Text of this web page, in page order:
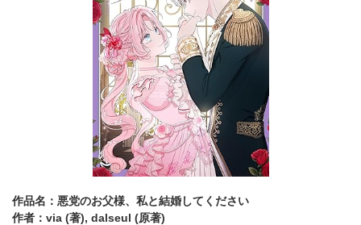
作品名：悪党のお父様、私と結婚してください
作者：via (著), dalseul (原著)